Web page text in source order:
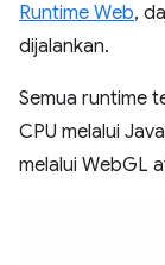
Runtime Web,
dijalankan.
Semua runtime
CPU melalui
melalui WebGL